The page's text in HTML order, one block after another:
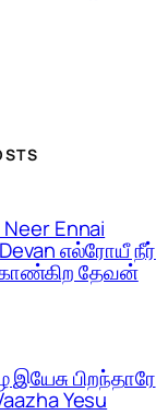
Neer Ennai
எல்ரோயீ நீர்
தேவன்
பிறந்தாரே
Yesu